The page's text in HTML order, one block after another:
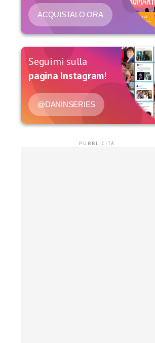
ACQUISTALO ORA
Seguimi sulla
pagina Instagram!
@DANINSERIES